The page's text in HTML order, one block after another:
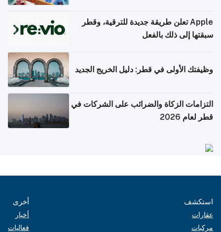
Apple تعلن طريقة جديدة للترقية، وقطر
سبقتها إلى ذلك بالفعل
وظيفتك الأولى في قطر: دليل الخريج الجديد
التزامات الزكاة والضرائب على الشركات في
قطر لعام 2026
استكشف
عقارات
مركبات
أخرى
أخبار
فعاليات